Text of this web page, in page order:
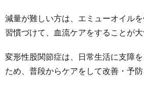
減量が難しい方は、エミューオイル
習慣づけて、血流ケアをすることが大
変形性股関節症は、日常生活に支障
ため、普段からケアをして改善・予防